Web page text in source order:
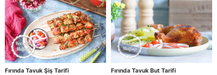
Fırında Tavuk Şiş Tarifi Fırında Tavuk But Tarifi